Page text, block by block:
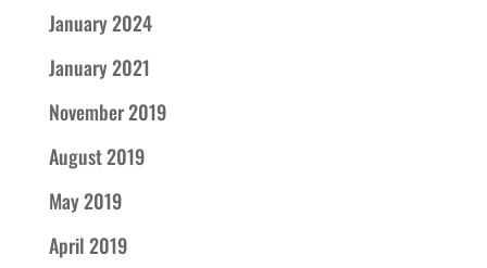
January 2024
January 2021
November 2019
August 2019
May 2019
April 2019